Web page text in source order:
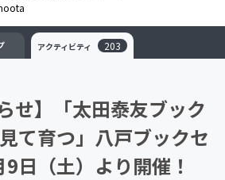
アクティビティ 203
せ】「太田泰友ブック
て育つ」八戸ブックセ
日（土）より開催！